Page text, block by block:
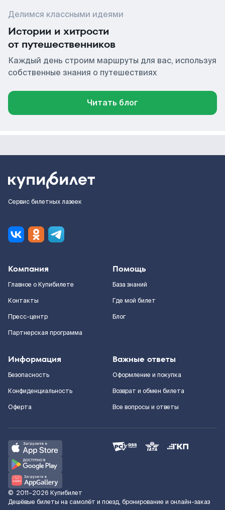
Делимся классными идеями
Истории и хитрости
от путешественников
Каждый день строим маршруты для вас, используя
собственные знания о путешествиях
Читать блог
Сервис билетных лазеек
Компания
Главное о Купибилете
Контакты
Пресс-центр
Партнерская программа
Помощь
База знаний
Где мой билет
Блог
Информация
Безопасность
Конфиденциальность
Оферта
Важные ответы
Оформление и покупка
Возврат и обмен билета
Все вопросы и ответы
© 2011–2026 Купибилет
Дешёвые билеты на самолёт и поезд, бронирование и онлайн-заказ